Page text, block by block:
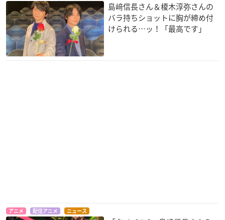
島﨑信長さん＆榎木淳弥さんの
バラ持ちショットに胸が締め付
けられる…ッ！「最高です」
アニメ 配信アニメ ニュース